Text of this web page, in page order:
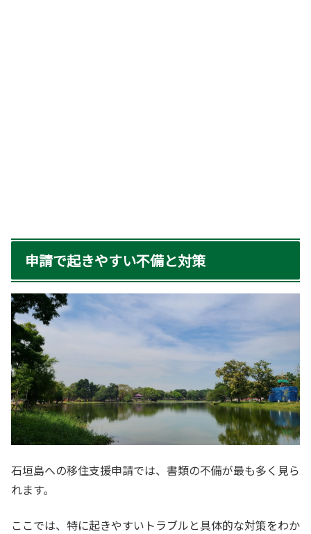
申請で起きやすい不備と対策
石垣島への移住支援申請では、書類の不備が最も多く見ら
れます。
ここでは、特に起きやすいトラブルと具体的な対策をわか